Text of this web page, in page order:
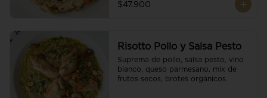
$47.900
Risotto Pollo y Salsa Pesto
Suprema de pollo, salsa pesto, vino
blanco, queso parmesano, mix de
frutos secos, brotes orgánicos.